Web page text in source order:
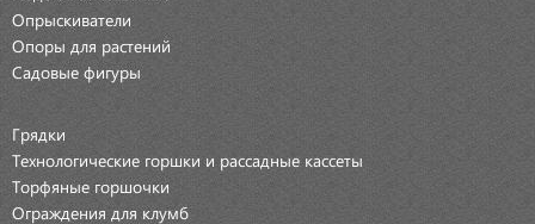
Опрыскиватели
Опоры для растений
Садовые фигуры
Грядки
Технологические горшки и рассадные кассеты
Торфяные горшочки
Ограждения для клумб